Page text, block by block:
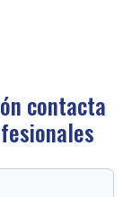
contacta